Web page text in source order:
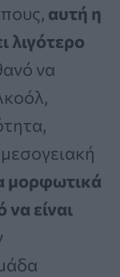
αυτή η
λιγότερο
να
μορφωτικά
να είναι